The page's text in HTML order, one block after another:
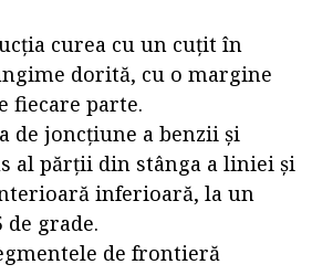
curea cu un cuțit în
dorită, cu o margine
fiecare parte.
de joncțiune a benzii și
al părții din stânga a liniei și
inferioară, la un
de grade.
de frontieră